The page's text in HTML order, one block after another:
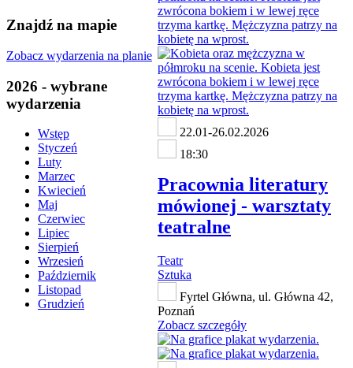
Znajdź na mapie
Zobacz wydarzenia na planie
2026 - wybrane
wydarzenia
Wstęp
Styczeń
Luty
Marzec
Kwiecień
Maj
Czerwiec
Lipiec
Sierpień
Wrzesień
Październik
Listopad
Grudzień
22.01-26.02.2026
18:30
Pracownia literatury
mówionej - warsztaty
teatralne
Teatr
Sztuka
Fyrtel Główna, ul. Główna 42,
Poznań
Zobacz szczegóły